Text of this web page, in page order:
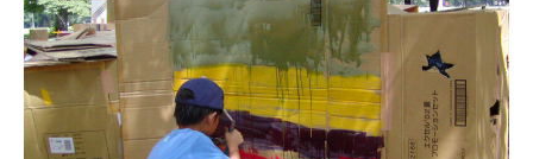
2019年5月
2019年4月
2019年3月
カテゴリー